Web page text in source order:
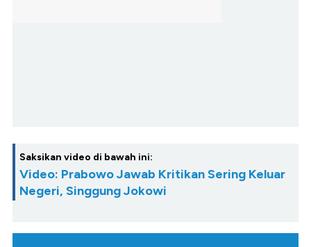
Saksikan video di bawah ini:
Video: Prabowo Jawab Kritikan Sering Keluar
Negeri, Singgung Jokowi